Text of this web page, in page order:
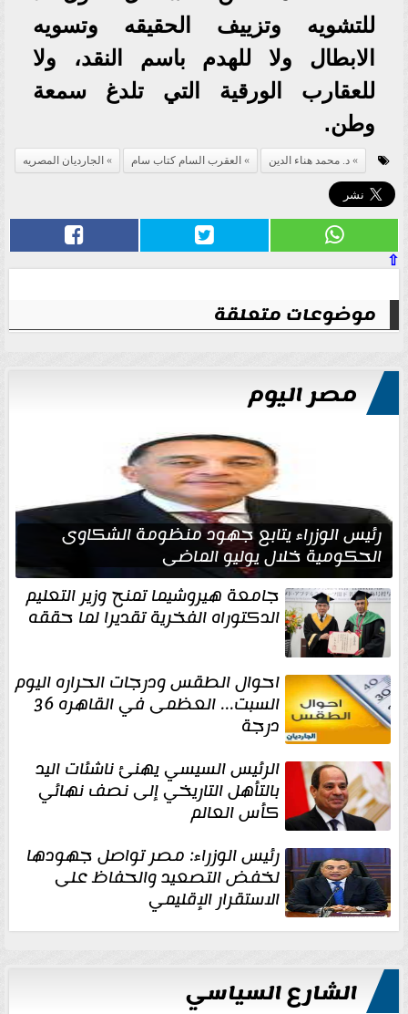
للتشويه وتزييف الحقيقه وتسويه
الابطال ولا للهدم باسم النقد، ولا
للعقارب الورقية التي تلدغ سمعة
وطن.
د. محمد هناء الدين العقرب السام كتاب سام الجارديان المصريه
⇧
موضوعات متعلقة
مصر اليوم
رئيس الوزراء يتابع جهود منظومة الشكاوى
الحكومية خلال يوليو الماضي
جامعة هيروشيما تمنح وزير التعليم
الدكتوراه الفخرية تقديرا لما حققه
احوال الطقس ودرجات الحراره اليوم
السبت... العظمى في القاهره 36
درجة
الرئيس السيسي يهنئ ناشئات اليد
بالتأهل التاريخي إلى نصف نهائي
كأس العالم
رئيس الوزراء: مصر تواصل جهودها
لخفض التصعيد والحفاظ على
الاستقرار الإقليمي
الشارع السياسي